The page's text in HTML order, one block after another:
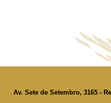
Av. Sete de Setembro, 3165 -